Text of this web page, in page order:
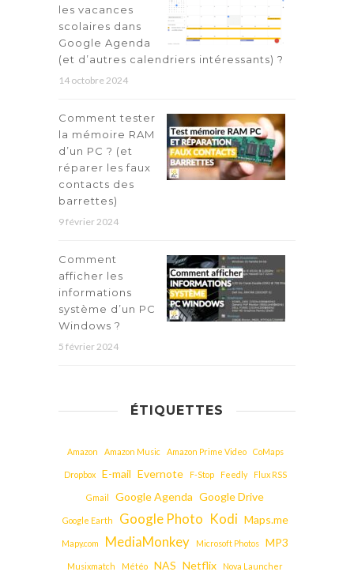
les vacances
scolaires dans
Google Agenda
(et d’autres calendriers intéressants) ?
14 octobre 2024
Comment tester
la mémoire RAM
d’un PC ? (et
réparer les faux
contacts des
barrettes)
9 février 2024
Comment
afficher les
informations
système d’un PC
Windows ?
5 février 2024
ÉTIQUETTES
Amazon Amazon Music Amazon Prime Video CoMaps
Dropbox E-mail Evernote F-Stop Feedly Flux RSS
Gmail Google Agenda Google Drive
Google Earth Google Photo Kodi Maps.me
Mapy.com MediaMonkey Microsoft Photos MP3
Musixmatch Météo NAS Netflix Nova Launcher